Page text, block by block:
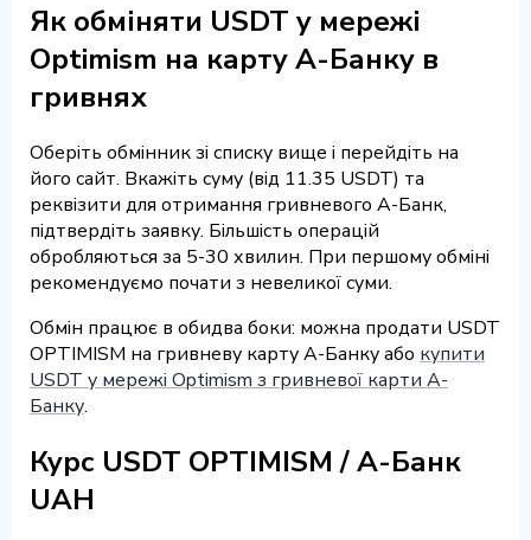
Як обміняти USDT у мережі
Optimism на карту А-Банку в
гривнях
Оберіть обмінник зі списку вище і перейдіть на
його сайт. Вкажіть суму (від 11.35 USDT) та
реквізити для отримання гривневого А-Банк,
підтвердіть заявку. Більшість операцій
обробляються за 5-30 хвилин. При першому обміні
рекомендуємо почати з невеликої суми.
Обмін працює в обидва боки: можна продати USDT
OPTIMISM на гривневу карту А-Банку або купити
USDT у мережі Optimism з гривневої карти А-
Банку.
Курс USDT OPTIMISM / А-Банк
UAH